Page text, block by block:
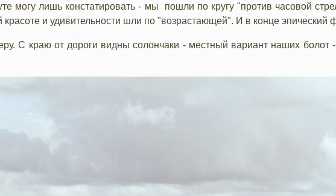
могу лишь констатировать - мы пошли по кругу "против часовой
и удивительности шли по "возрастающей". И в конце эпический
С краю от дороги видны солончаки - местный вариант наших болот